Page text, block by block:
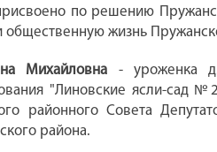
по решению
общественную жизнь
Михайловна - уроженка
"Линовские ясли-сад
районного Совета
района.